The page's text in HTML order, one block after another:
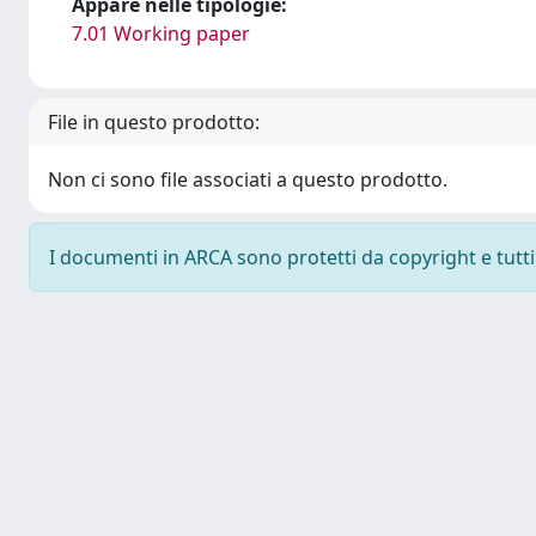
7.01 Working paper
File in questo prodotto:
Non ci sono file associati a questo prodotto.
I documenti in ARCA sono protetti da copyright e